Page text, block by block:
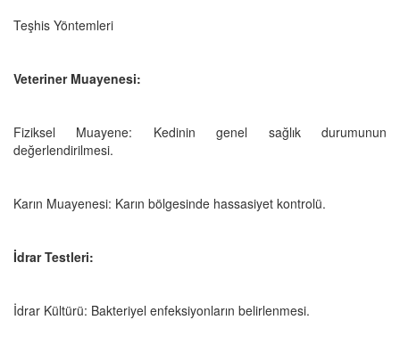
Teşhis Yöntemleri
Veteriner Muayenesi:
Fiziksel Muayene: Kedinin genel sağlık durumunun
değerlendirilmesi.
Karın Muayenesi: Karın bölgesinde hassasiyet kontrolü.
İdrar Testleri:
İdrar Kültürü: Bakteriyel enfeksiyonların belirlenmesi.